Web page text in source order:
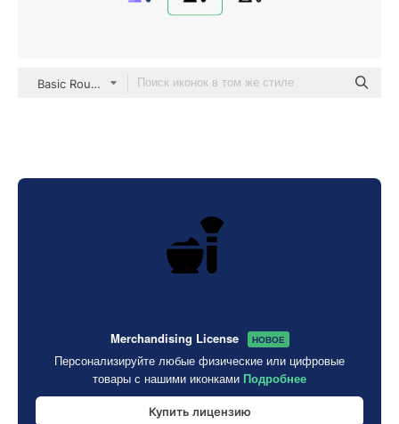
Basic Rounded Filled
Merchandising License НОВОЕ
Персонализируйте любые физические или цифровые
товары с нашими иконками Подробнее
Купить лицензию